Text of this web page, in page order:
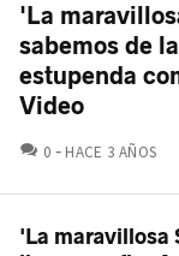
'La
sabemos de
estupenda
Video
0 COMENTARIOS
HACE 3 AÑOS
'La maravillosa